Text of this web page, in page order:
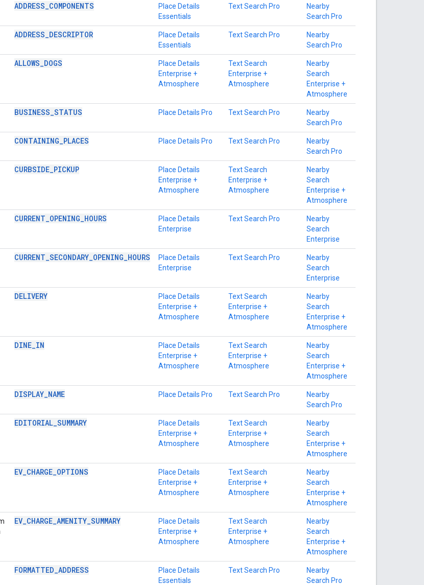
ADDRESS_COMPONENTS
Place Details
Essentials
Text Search Pro
Nearby
Search Pro
ADDRESS_DESCRIPTOR
Place Details
Essentials
Text Search Pro
Nearby
Search Pro
ALLOWS_DOGS
Place Details
Enterprise +
Atmosphere
Text Search
Enterprise +
Atmosphere
Nearby
Search
Enterprise +
Atmosphere
BUSINESS_STATUS Place Details Pro Text Search Pro
Nearby
Search Pro
CONTAINING_PLACES Place Details Pro Text Search Pro
Nearby
Search Pro
CURBSIDE_PICKUP
Place Details
Enterprise +
Atmosphere
Text Search
Enterprise +
Atmosphere
Nearby
Search
Enterprise +
Atmosphere
CURRENT_OPENING_HOURS
Place Details
Enterprise
Text Search Pro
Nearby
Search
Enterprise
CURRENT_SECONDARY_OPENING_HOURS
Place Details
Enterprise
Text Search Pro
Nearby
Search
Enterprise
DELIVERY
Place Details
Enterprise +
Atmosphere
Text Search
Enterprise +
Atmosphere
Nearby
Search
Enterprise +
Atmosphere
DINE_IN
Place Details
Enterprise +
Atmosphere
Text Search
Enterprise +
Atmosphere
Nearby
Search
Enterprise +
Atmosphere
DISPLAY_NAME Place Details Pro Text Search Pro
Nearby
Search Pro
EDITORIAL_SUMMARY
Place Details
Enterprise +
Atmosphere
Text Search
Enterprise +
Atmosphere
Nearby
Search
Enterprise +
Atmosphere
EV_CHARGE_OPTIONS
Place Details
Enterprise +
Atmosphere
Text Search
Enterprise +
Atmosphere
Nearby
Search
Enterprise +
Atmosphere
EV_CHARGE_AMENITY_SUMMARY
Place Details
Enterprise +
Atmosphere
Text Search
Enterprise +
Atmosphere
Nearby
Search
Enterprise +
Atmosphere
FORMATTED_ADDRESS
Place Details
Essentials
Text Search Pro
Nearby
Search Pro